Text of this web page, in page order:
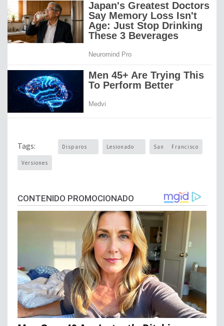
Tags: Disparos Lesionado San Francisco
Versiones
CONTENIDO PROMOCIONADO